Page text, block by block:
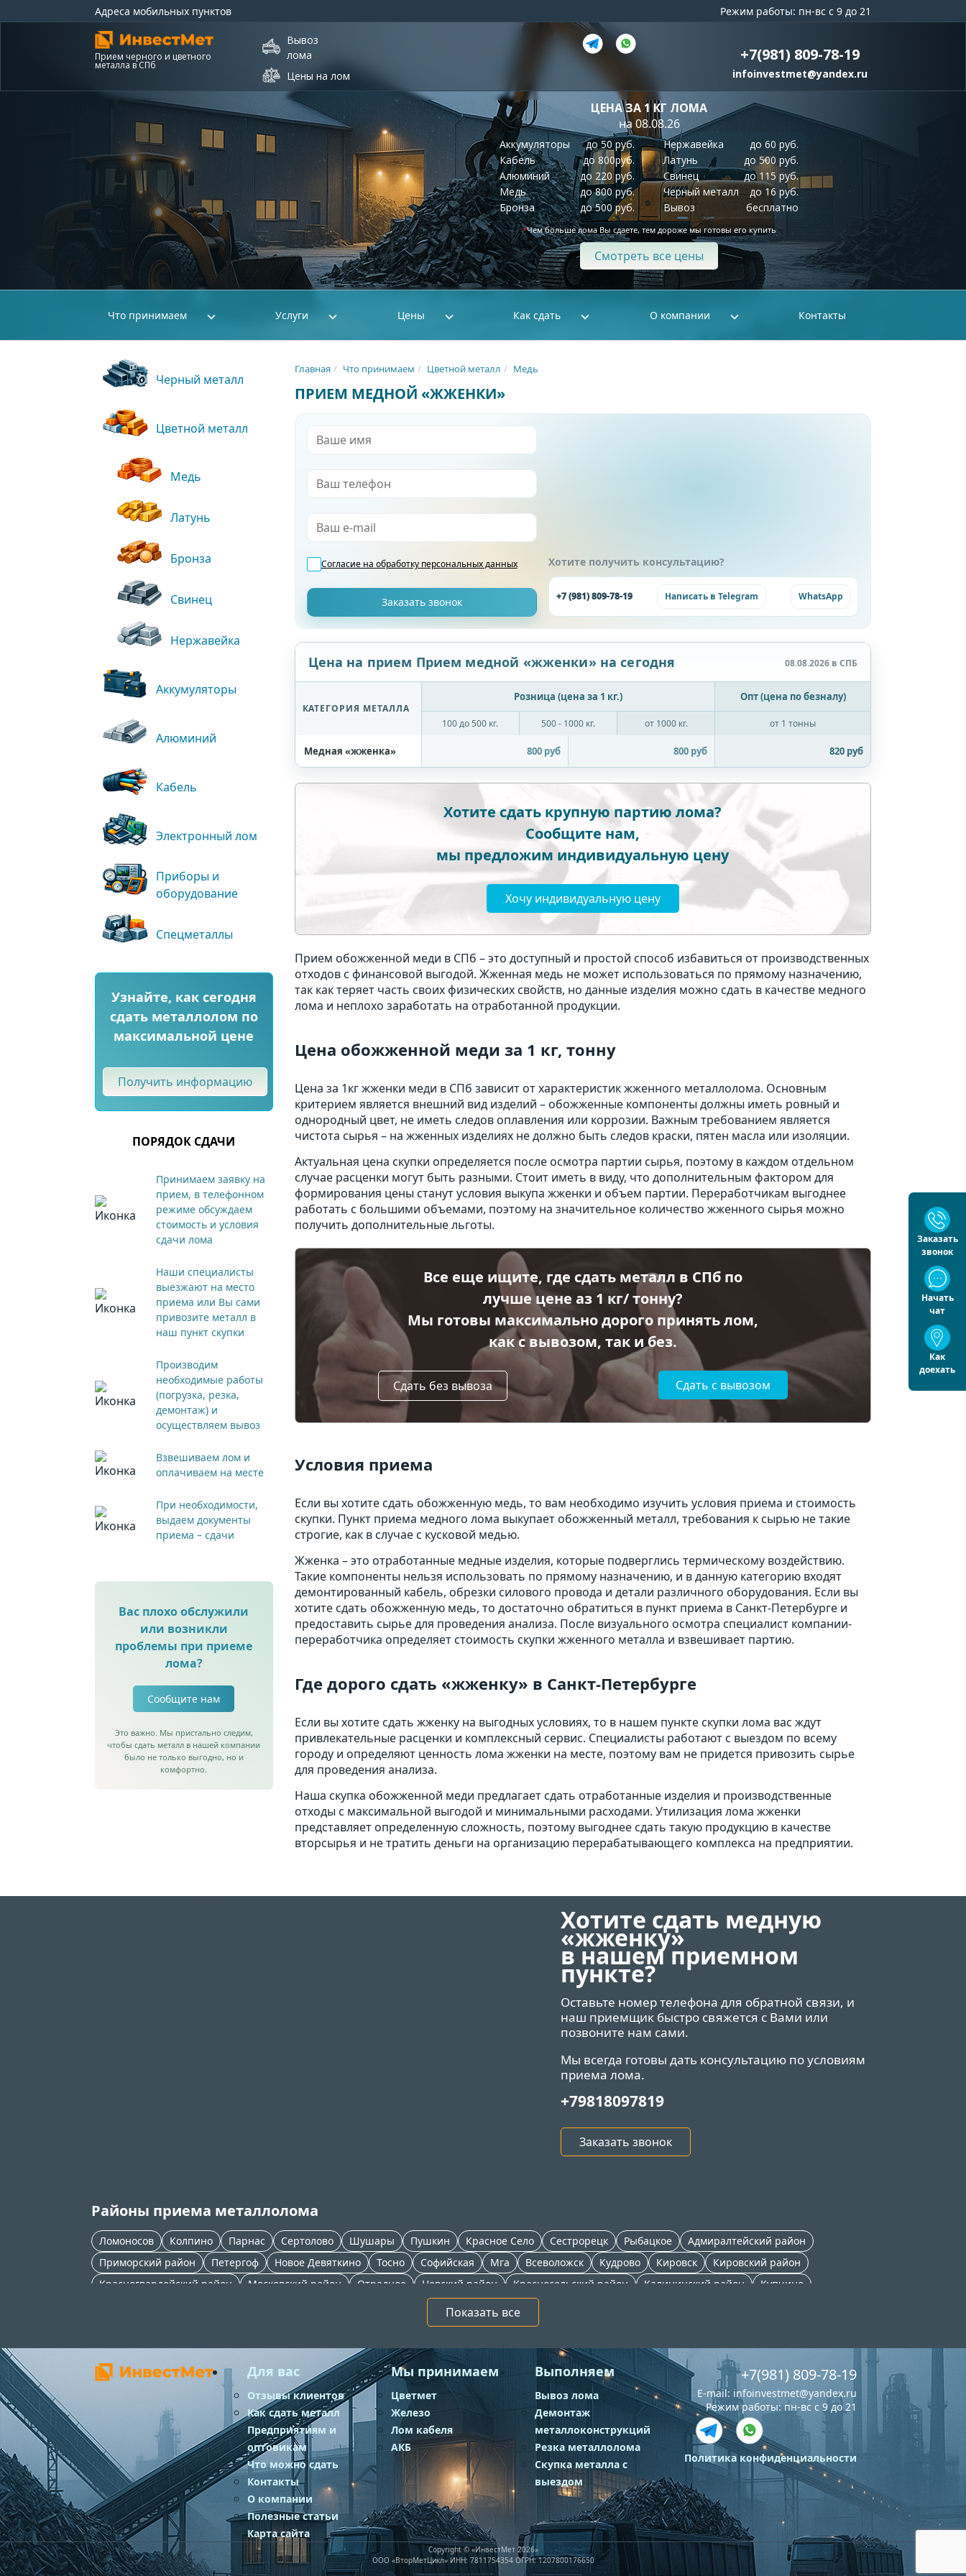
Адреса мобильных пунктов Режим работы: пн-вс с 9 до 21
Прием черного и цветного
металла в СПб
Вывоз
лома
Цены на лом
+7(981) 809-78-19
infoinvestmet@yandex.ru
ЦЕНА ЗА 1 КГ ЛОМА
на 08.08.26
Аккумуляторы
до 50 руб.
Кабель
до 800руб.
Алюминий
до 220 руб.
Медь
до 800 руб.
Бронза
до 500 руб.
Нержавейка
до 60 руб.
Латунь
до 500 руб.
Свинец
до 115 руб.
Черный металл
до 16 руб.
Вывоз
бесплатно
*Чем больше лома Вы сдаете, тем дороже мы готовы его купить
Смотреть все цены
Что принимаем Услуги Цены Как сдать О компании Контакты
Главная Что принимаем Цветной металл Медь
ПРИЕМ МЕДНОЙ «ЖЖЕНКИ»
Согласие на обработку персональных данных Хотите получить консультацию?
+7 (981) 809-78-19 Написать в Telegram WhatsApp
Цена на прием Прием медной «жженки» на сегодня 08.08.2026 в СПБ
КАТЕГОРИЯ МЕТАЛЛА
Розница (цена за 1 кг.)
100 до 500 кг. 500 - 1000 кг. от 1000 кг.
Опт (цена по безналу)
от 1 тонны
Медная «жженка» 800 руб 800 руб 820 руб
Хотите сдать крупную партию лома?
Сообщите нам,
мы предложим индивидуальную цену
Хочу индивидуальную цену
Прием обожженной меди в СПб – это доступный и простой способ избавиться от производственных
отходов с финансовой выгодой. Жженная медь не может использоваться по прямому назначению,
так как теряет часть своих физических свойств, но данные изделия можно сдать в качестве медного
лома и неплохо заработать на отработанной продукции.
Цена обожженной меди за 1 кг, тонну
Цена за 1кг жженки меди в СПб зависит от характеристик жженного металлолома. Основным
критерием является внешний вид изделий – обожженные компоненты должны иметь ровный и
однородный цвет, не иметь следов оплавления или коррозии. Важным требованием является
чистота сырья – на жженных изделиях не должно быть следов краски, пятен масла или изоляции.
Актуальная цена скупки определяется после осмотра партии сырья, поэтому в каждом отдельном
случае расценки могут быть разными. Стоит иметь в виду, что дополнительным фактором для
формирования цены станут условия выкупа жженки и объем партии. Переработчикам выгоднее
работать с большими объемами, поэтому на значительное количество жженного сырья можно
получить дополнительные льготы.
Все еще ищите, где сдать металл в СПб по
лучше цене аз 1 кг/ тонну?
Мы готовы максимально дорого принять лом,
как с вывозом, так и без.
Сдать с вывозом
Сдать без вывоза
Условия приема
Если вы хотите сдать обожженную медь, то вам необходимо изучить условия приема и стоимость
скупки. Пункт приема медного лома выкупает обожженный металл, требования к сырью не такие
строгие, как в случае с кусковой медью.
Жженка – это отработанные медные изделия, которые подверглись термическому воздействию.
Такие компоненты нельзя использовать по прямому назначению, и в данную категорию входят
демонтированный кабель, обрезки силового провода и детали различного оборудования. Если вы
хотите сдать обожженную медь, то достаточно обратиться в пункт приема в Санкт-Петербурге и
предоставить сырье для проведения анализа. После визуального осмотра специалист компании-
переработчика определяет стоимость скупки жженного металла и взвешивает партию.
Где дорого сдать «жженку» в Санкт-Петербурге
Если вы хотите сдать жженку на выгодных условиях, то в нашем пункте скупки лома вас ждут
привлекательные расценки и комплексный сервис. Специалисты работают с выездом по всему
городу и определяют ценность лома жженки на месте, поэтому вам не придется привозить сырье
для проведения анализа.
Наша скупка обожженной меди предлагает сдать отработанные изделия и производственные
отходы с максимальной выгодой и минимальными расходами. Утилизация лома жженки
представляет определенную сложность, поэтому выгоднее сдать такую продукцию в качестве
вторсырья и не тратить деньги на организацию перерабатывающего комплекса на предприятии.
Черный металл
Цветной металл
Медь
Латунь
Бронза
Свинец
Нержавейка
Аккумуляторы
Алюминий
Кабель
Электронный лом
Приборы и
оборудование
Спецметаллы
Узнайте, как сегодня
сдать металлолом по
максимальной цене
Получить информацию
ПОРЯДОК СДАЧИ
Принимаем заявку на
прием, в телефонном
режиме обсуждаем
стоимость и условия
сдачи лома
Наши специалисты
выезжают на место
приема или Вы сами
привозите металл в
наш пункт скупки
Производим
необходимые работы
(погрузка, резка,
демонтаж) и
осуществляем вывоз
Взвешиваем лом и
оплачиваем на месте
При необходимости,
выдаем документы
приема – сдачи
Вас плохо обслужили
или возникли
проблемы при приеме
лома?
Сообщите нам
Это важно. Мы пристально следим,
чтобы сдать металл в нашей компании
было не только выгодно, но и
комфортно.
Заказать
звонок
Начать
чат
Как
доехать
Хотите сдать медную
«жженку»
в нашем приемном
пункте?
Оставьте номер телефона для обратной связи, и
наш приемщик быстро свяжется с Вами или
позвоните нам сами.
Мы всегда готовы дать консультацию по условиям
приема лома.
+79818097819
Заказать звонок
Районы приема металлолома
Ломоносов Колпино Парнас Сертолово Шушары Пушкин Красное Село Сестрорецк Рыбацкое
Адмиралтейский район
Приморский район
Петергоф Новое Девяткино Тосно Софийская Мга Всеволожск Кудрово Кировск
Кировский район
Красногвардейский район
Московский район Отрадное Невский район Красносельский район Калининский район
Купчино
Зеленогорск Никольское
Показать все
Для вас
Отзывы клиентов
Как сдать металл
Предприятиям и
оптовикам
Что можно сдать
Контакты
О компании
Полезные статьи
Карта сайта
Мы принимаем
Цветмет
Железо
Лом кабеля
АКБ
Выполняем
Вывоз лома
Демонтаж
металлоконструкций
Резка металлолома
Скупка металла с
выездом
+7(981) 809-78-19
E-mail: infoinvestmet@yandex.ru
Режим работы: пн-вс с 9 до 21
Политика конфиденциальности
Copyright © «ИнвестМет 2026»
ООО «ВторМетЦикл» ИНН: 7811754354 ОГРН: 1207800176650